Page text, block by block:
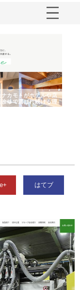
ナカモトがホテルや店
改修で選ばれ続ける理
はてブ